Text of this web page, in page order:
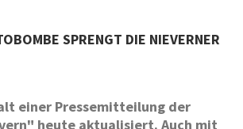
SPRENGT DIE NIEVERNER
einer Pressemitteilung der
heute aktualisiert. Auch mit